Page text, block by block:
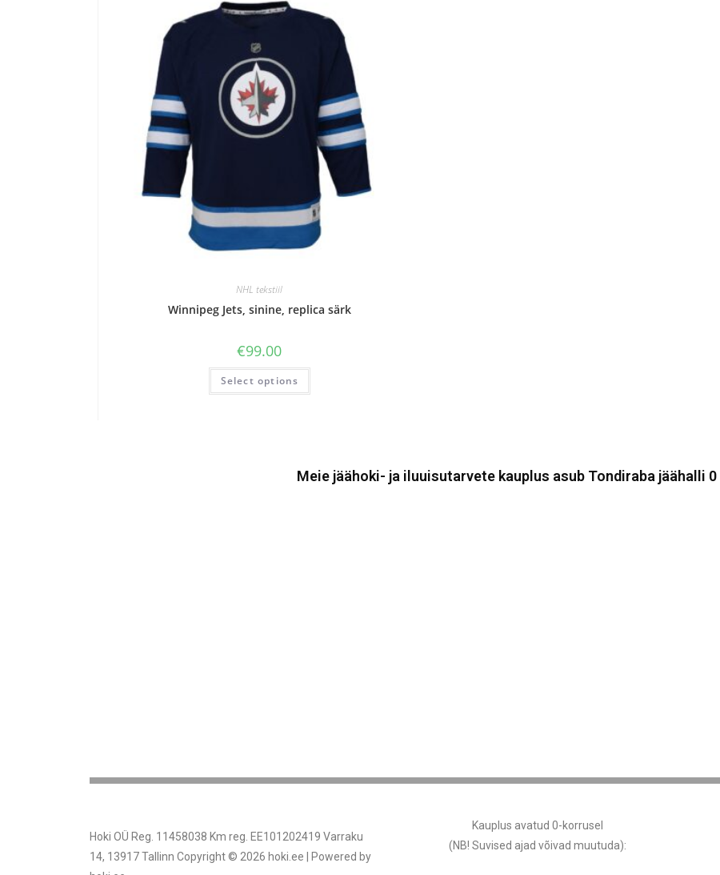
NHL tekstiil
Winnipeg Jets, sinine, replica särk
€99.00
Select options
Meie jäähoki- ja iluuisutarvete kauplus asub Tondiraba jäähalli
Hoki OÜ Reg. 11458038 Km reg. EE101202419 Varraku
14, 13917 Tallinn Copyright © 2026 hoki.ee | Powered by
Kauplus avatud 0-korrusel
(NB! Suvised ajad võivad muutuda):